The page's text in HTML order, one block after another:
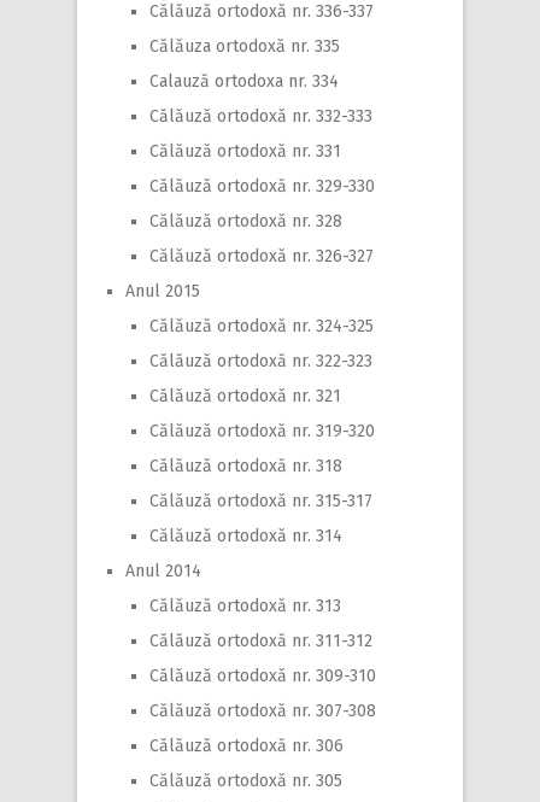
Călăuză ortodoxă nr. 336-337
Călăuza ortodoxă nr. 335
Calauză ortodoxa nr. 334
Călăuză ortodoxă nr. 332-333
Călăuză ortodoxă nr. 331
Călăuză ortodoxă nr. 329-330
Călăuză ortodoxă nr. 328
Călăuză ortodoxă nr. 326-327
Anul 2015
Călăuză ortodoxă nr. 324-325
Călăuză ortodoxă nr. 322-323
Călăuză ortodoxă nr. 321
Călăuză ortodoxă nr. 319-320
Călăuză ortodoxă nr. 318
Călăuză ortodoxă nr. 315-317
Călăuză ortodoxă nr. 314
Anul 2014
Călăuză ortodoxă nr. 313
Călăuză ortodoxă nr. 311-312
Călăuză ortodoxă nr. 309-310
Călăuză ortodoxă nr. 307-308
Călăuză ortodoxă nr. 306
Călăuză ortodoxă nr. 305